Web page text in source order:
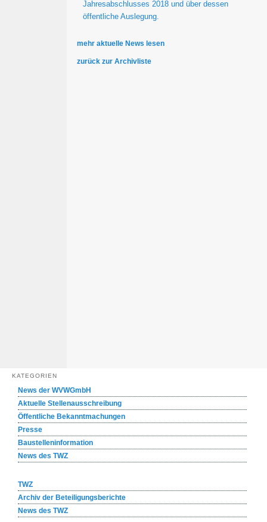
Jahresabschlusses 2018 und über dessen
öffentliche Auslegung.
mehr aktuelle News lesen
zurück zur Archivliste
KATEGORIEN
News der WVWGmbH
Aktuelle Stellenausschreibung
Öffentliche Bekanntmachungen
Presse
Baustelleninformation
News des TWZ
TWZ
Archiv der Beteiligungsberichte
News des TWZ